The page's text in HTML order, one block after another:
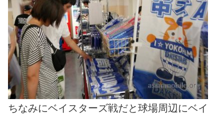
ちなみにベイスターズ戦だと球場周辺にベイ